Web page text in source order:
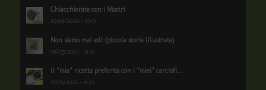
Chiacchierate con i Mostri
29/04/2020 - 17:19
Non siamo mai soli (piccola storia illustrata)
06/05/2022 - 9:16
Il “mia” ricetta preferita con i “miei” carciofi...
27/05/2022 - 11:22